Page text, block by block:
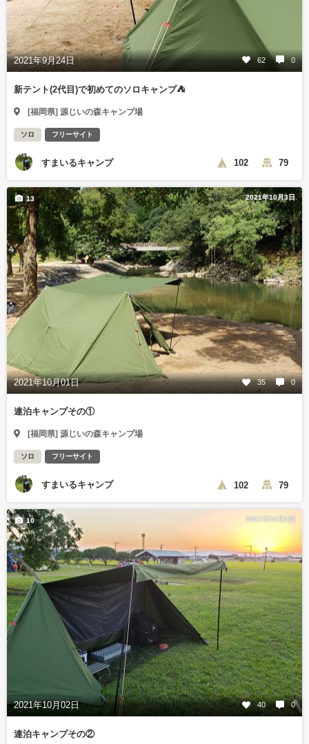
2021年9月24日 62 0
新テント(2代目)で初めてのソロキャンプ⛺
[福岡県] 源じいの森キャンプ場
ソロ フリーサイト
すまいるキャンプ 102 79
2021年10月3日
2021年10月01日 35 0
13
連泊キャンプその①
[福岡県] 源じいの森キャンプ場
ソロ フリーサイト
すまいるキャンプ 102 79
2021年10月3日
2021年10月02日 40 0
10
連泊キャンプその②